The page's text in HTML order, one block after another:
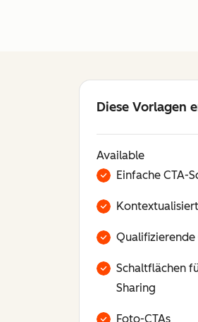
Diese Vorlagen
Available
Einfache CTA-
Qualifizierende
Schaltflächen
Sharing
Foto-CTAs